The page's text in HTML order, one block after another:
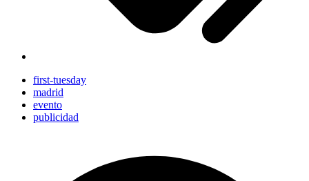
first-tuesday
madrid
evento
publicidad